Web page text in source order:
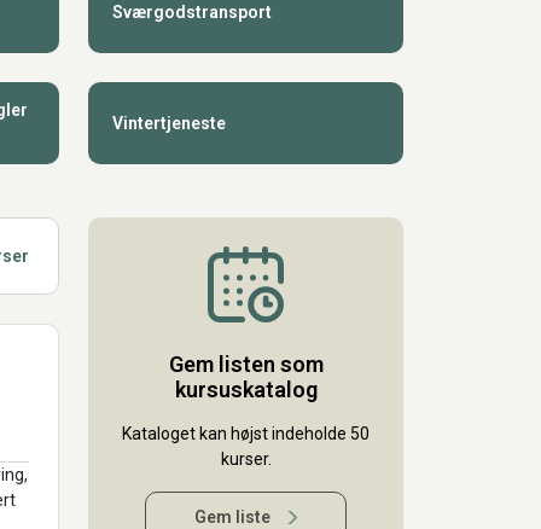
Sværgodstransport
Vintertjeneste
Gem listen som
kursuskatalog
Kataloget kan højst indeholde 50
kurser.
Gem liste